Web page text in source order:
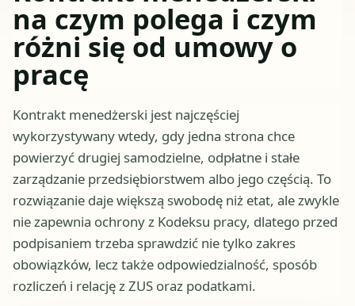
na czym polega i czym
różni się od umowy o
pracę
Kontrakt menedżerski jest najczęściej
wykorzystywany wtedy, gdy jedna strona chce
powierzyć drugiej samodzielne, odpłatne i stałe
zarządzanie przedsiębiorstwem albo jego częścią. To
rozwiązanie daje większą swobodę niż etat, ale zwykle
nie zapewnia ochrony z Kodeksu pracy, dlatego przed
podpisaniem trzeba sprawdzić nie tylko zakres
obowiązków, lecz także odpowiedzialność, sposób
rozliczeń i relację z ZUS oraz podatkami.